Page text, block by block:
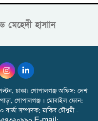
মেহেদী হাসাান
ঢাকা। গোপালগঞ্জ অফিস: দেশ
গোপালগঞ্জ । মোবাইল ফোন:
সম্পাদক: রাকিব চৌধুরী -